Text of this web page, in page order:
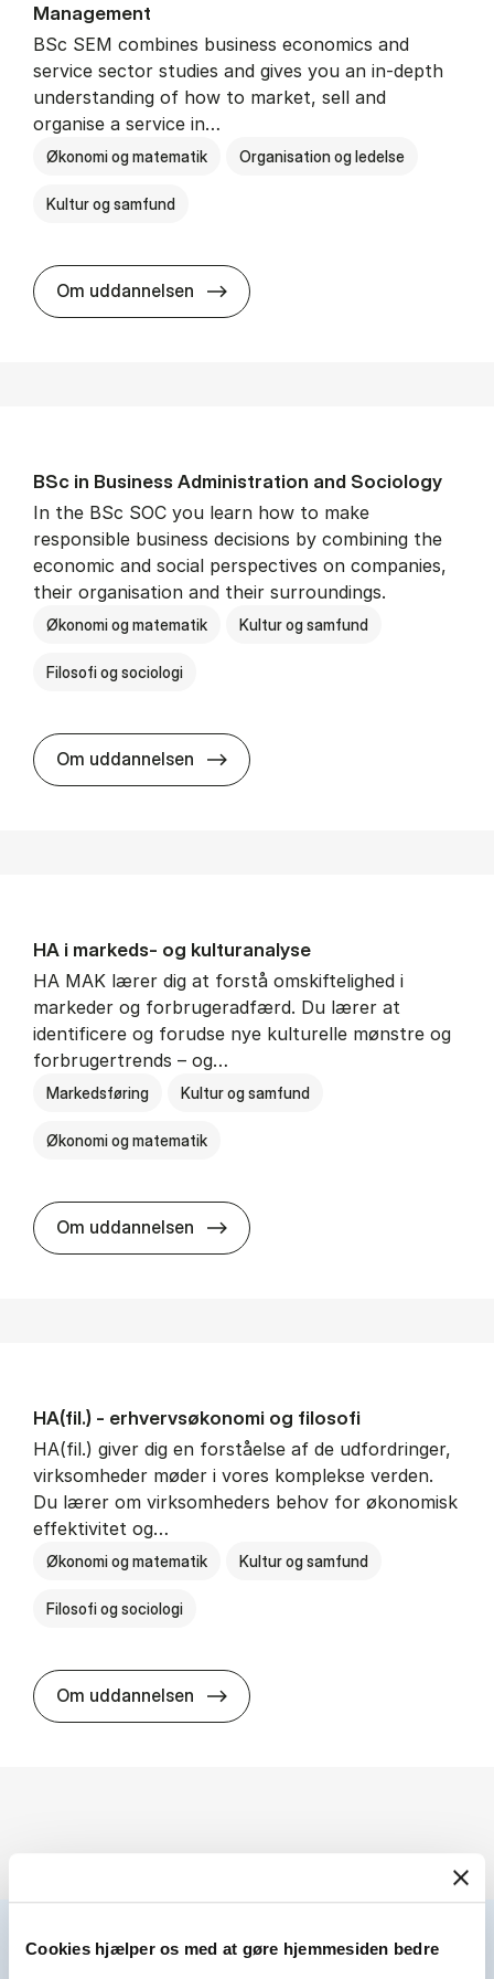
Cookies hjælper os med at gøre hjemmesiden bedre
Man­age­ment
BSc SEM combines business economics and
service sector studies and gives you an in-depth
understanding of how to market, sell and
organise a service in…
Økonomi og matematik Organisation og ledelse
Kultur og samfund
Om uddannelsen BSc in Busi­ness Ad­min­is­tra­tion
BSc in Busi­ness Ad­min­is­tra­tion and So­ci­ology
In the BSc SOC you learn how to make
responsible business decisions by combining the
economic and social perspectives on companies,
their organisation and their surroundings.
Økonomi og matematik Kultur og samfund
Filosofi og sociologi
Om uddannelsen BSc in Busi­ness Ad­min­is­tra­tion
HA i mar­keds- og kul­tu­r­a­na­ly­se
HA MAK lærer dig at forstå omskiftelighed i
markeder og forbrugeradfærd. Du lærer at
identificere og forudse nye kulturelle mønstre og
forbrugertrends – og…
Markedsføring Kultur og samfund
Økonomi og matematik
Om uddannelsen HA i mar­keds- og kul­tu­r­a­na­ly­se
HA(fil.) - erhvervs­økonomi og fi­lo­so­fi
HA(fil.) giver dig en forståelse af de udfordringer,
virksomheder møder i vores komplekse verden.
Du lærer om virksomheders behov for økonomisk
effektivitet og…
Økonomi og matematik Kultur og samfund
Filosofi og sociologi
Om uddannelsen HA(fil.) - erhvervs­økonomi og